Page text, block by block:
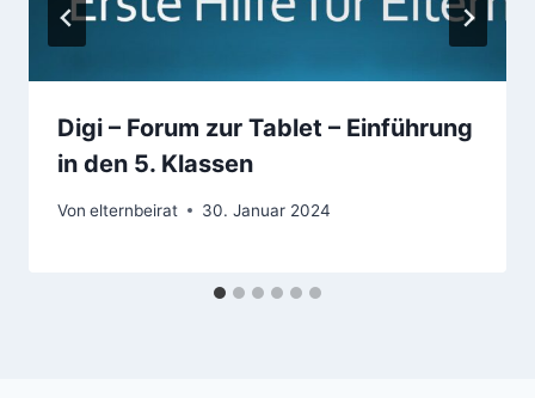
Digi – Forum zur Tablet – Einführung
in den 5. Klassen
Von elternbeirat 30. Januar 2024